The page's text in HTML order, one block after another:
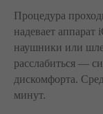
Процедура
надевает
наушники или
расслабиться —
дискомфорта.
минут.